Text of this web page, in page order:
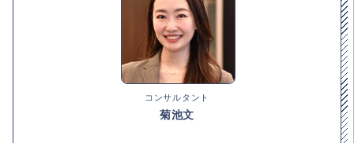
コンサルタント
菊池文